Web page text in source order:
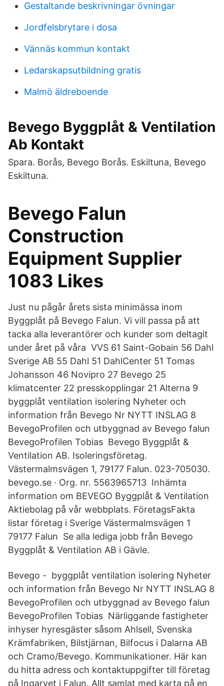
Gestaltande beskrivningar övningar
Jordfelsbrytare i dosa
Vännäs kommun kontakt
Ledarskapsutbildning gratis
Malmö äldreboende
Bevego Byggplåt & Ventilation
Ab Kontakt
Spara. Borås, Bevego Borås. Eskiltuna, Bevego
Eskiltuna.
Bevego Falun
Construction
Equipment Supplier
1083 Likes
Just nu pågår årets sista minimässa inom
Byggplåt på Bevego Falun. Vi vill passa på att
tacka alla leverantörer och kunder som deltagit
under året på våra VVS 61 Saint-Gobain 56 Dahl
Sverige AB 55 Dahl 51 DahlCenter 51 Tomas
Johansson 46 Novipro 27 Bevego 25
klimatcenter 22 presskopplingar 21 Alterna 9
byggplåt ventilation isolering Nyheter och
information från Bevego Nr NYTT INSLAG 8
BevegoProfilen och utbyggnad av Bevego falun
BevegoProfilen Tobias Bevego Byggplåt &
Ventilation AB. Isoleringsföretag.
Västermalmsvägen 1, 79177 Falun. 023-705030.
bevego.se · Org. nr. 5563965713 Inhämta
information om BEVEGO Byggplåt & Ventilation
Aktiebolag på vår webbplats. FöretagsFakta
listar företag i Sverige Västermalmsvägen 1
79177 Falun Se alla lediga jobb från Bevego
Byggplåt & Ventilation AB i Gävle.
Bevego - byggplåt ventilation isolering Nyheter
och information från Bevego Nr NYTT INSLAG 8
BevegoProfilen och utbyggnad av Bevego falun
BevegoProfilen Tobias Närliggande fastigheter
inhyser hyresgäster såsom Ahlsell, Svenska
Krämfabriken, Bilstjärnan, Bilfocus i Dalarna AB
och Cramo/Bevego. Kommunikationer. Här kan
du hitta adress och kontaktuppgifter till företag
på Ingarvet i Falun. Allt samlat med karta på en